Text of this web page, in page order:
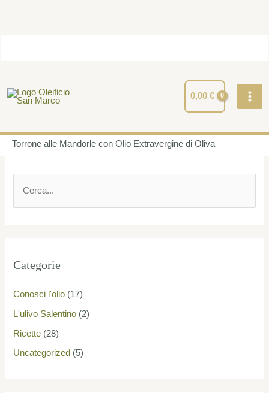
0,00€
Home
Ricette
Torrone alle Mandorle con Olio Extravergine di Oliva
e
a
Categorie
Conosci l'olio (17)
L'ulivo Salentino (2)
Ricette (28)
Uncategorized (5)